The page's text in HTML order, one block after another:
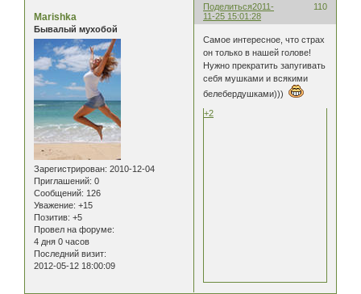
Поделиться 110
2011-
11-25 15:01:28
Marishka
Бывалый мухобой
Зарегистрирован: 2010-12-04
Приглашений: 0
Сообщений: 126
Уважение: +15
Позитив: +5
Провел на форуме:
4 дня 0 часов
Последний визит:
2012-05-12 18:00:09
Самое интересное, что страх
он только в нашей голове!
Нужно прекратить запугивать
себя мушками и всякими
белебердушками)))
+2